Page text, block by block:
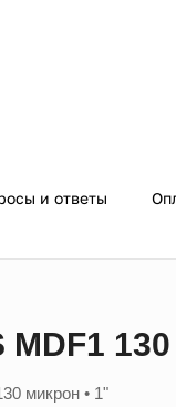
и ответы
микрон • 1"